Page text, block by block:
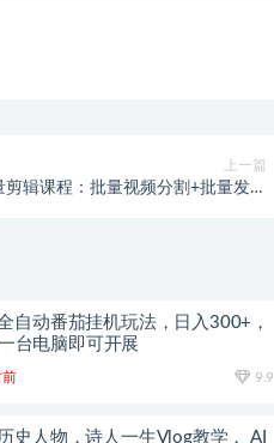
上一篇
剪辑课程：批量视频分割+批量发布
自动番茄挂机玩法，日入300+，
台电脑即可开展
前 9.9
史人物，诗人一生Vlog教学， AI